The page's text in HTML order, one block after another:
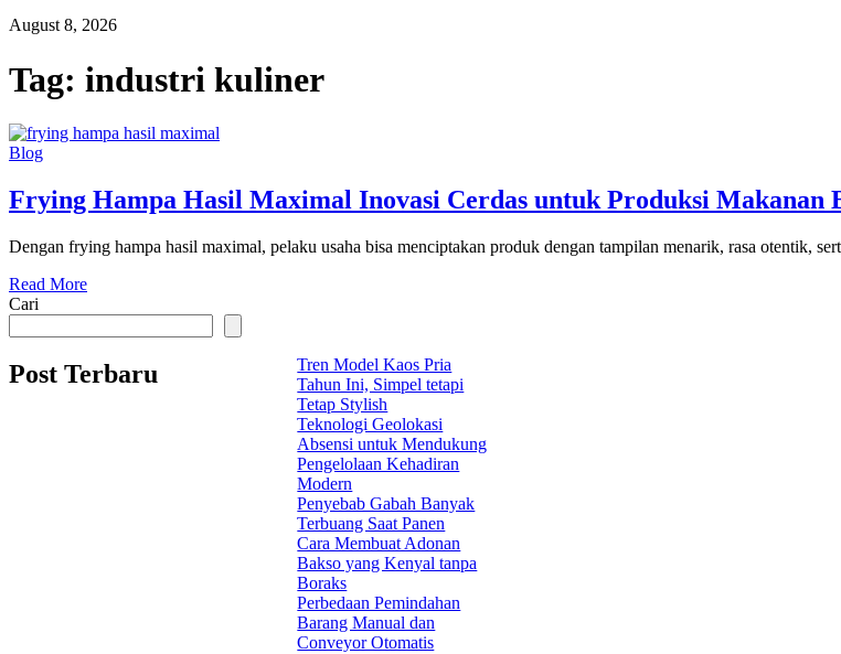
August 8, 2026
Tag: industri kuliner
Blog
Frying Hampa Hasil Maximal Inovasi Cerdas untuk Produksi Makanan
Dengan frying hampa hasil maximal, pelaku usaha bisa menciptakan produk dengan tampilan menarik, rasa otentik,
Read More
Cari
Post Terbaru
Tren Model Kaos Pria
Tahun Ini, Simpel tetapi
Tetap Stylish
Teknologi Geolokasi
Absensi untuk Mendukung
Pengelolaan Kehadiran
Modern
Penyebab Gabah Banyak
Terbuang Saat Panen
Cara Membuat Adonan
Bakso yang Kenyal tanpa
Boraks
Perbedaan Pemindahan
Barang Manual dan
Conveyor Otomatis